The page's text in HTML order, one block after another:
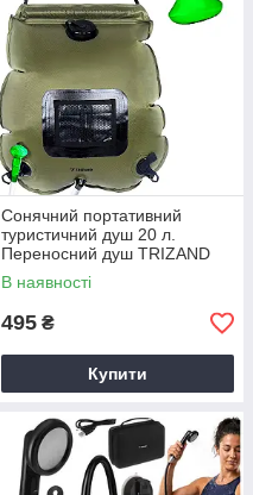
Сонячний портативний
туристичний душ 20 л.
Переносний душ TRIZAND
23495
В наявності
495 ₴
Купити